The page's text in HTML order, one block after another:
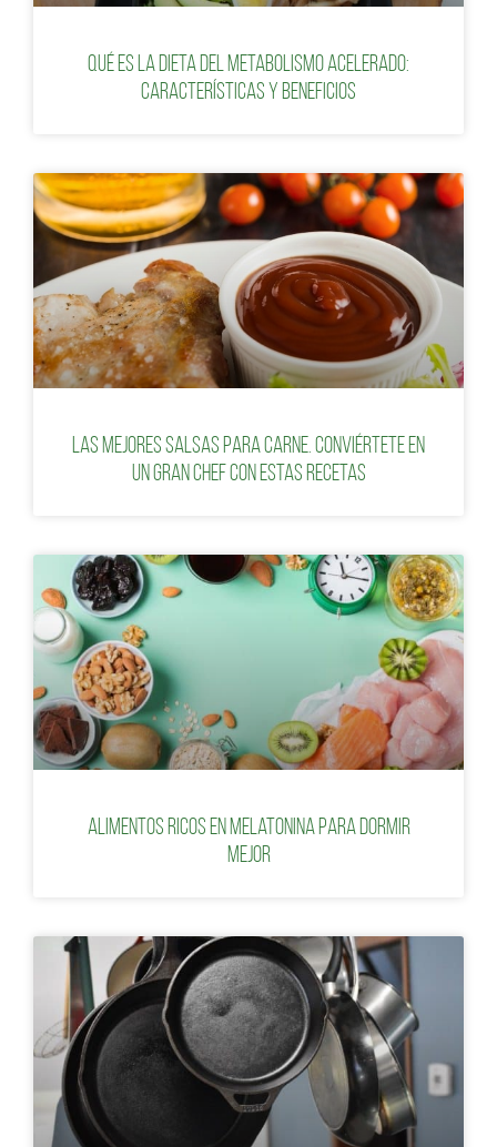
Qué es la dieta del metabolismo acelerado:
características y beneficios
Las mejores salsas para carne. Conviértete en
un gran chef con estas recetas
Alimentos ricos en melatonina para dormir
mejor